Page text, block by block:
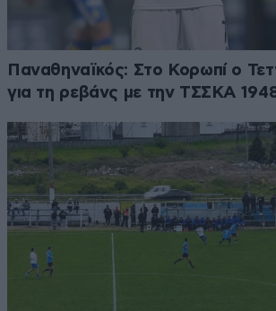
Παναθηναϊκός: Στο Κορωπί ο
για τη ρεβάνς με την ΤΣΣΚΑ